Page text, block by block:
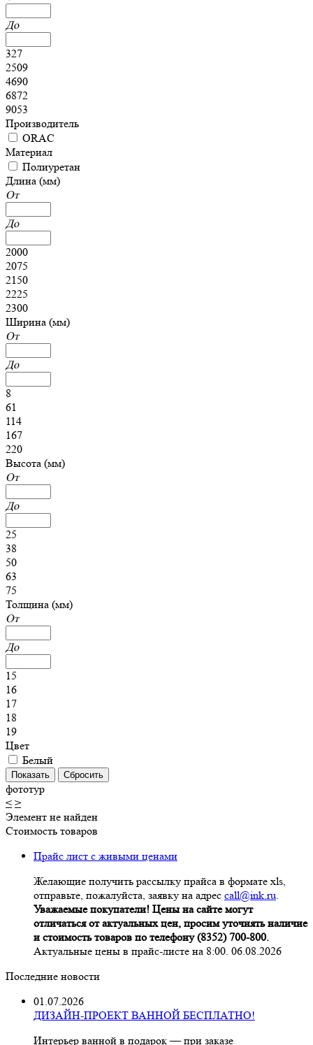
До
327
2509
4690
6872
9053
Производитель
ORAC
Материал
Полиуретан
Длина (мм)
От
До
2000
2075
2150
2225
2300
Ширина (мм)
От
До
8
61
114
167
220
Высота (мм)
От
До
25
38
50
63
75
Толщина (мм)
От
До
15
16
17
18
19
Цвет
Белый
фототур
< >
Элемент не найден
Стоимость товаров
Прайс лист с живыми ценами
Желающие получить рассылку прайса в формате xls,
отправьте, пожалуйста, заявку на адрес call@ink.ru.
Уважаемые покупатели! Цены на сайте могут
отличаться от актуальных цен, просим уточнять наличие
и стоимость товаров по телефону (8352) 700-800.
Актуальные цены в прайс-листе на 8:00. 06.08.2026
Последние новости
01.07.2026
ДИЗАЙН-ПРОЕКТ ВАННОЙ БЕСПЛАТНО!
Интерьер ванной в подарок — при заказе